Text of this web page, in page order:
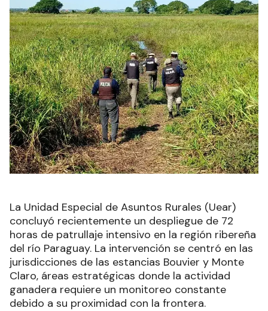
La Unidad Especial de Asuntos Rurales (Uear)
concluyó recientemente un despliegue de 72
horas de patrullaje intensivo en la región ribereña
del río Paraguay. La intervención se centró en las
jurisdicciones de las estancias Bouvier y Monte
Claro, áreas estratégicas donde la actividad
ganadera requiere un monitoreo constante
debido a su proximidad con la frontera.